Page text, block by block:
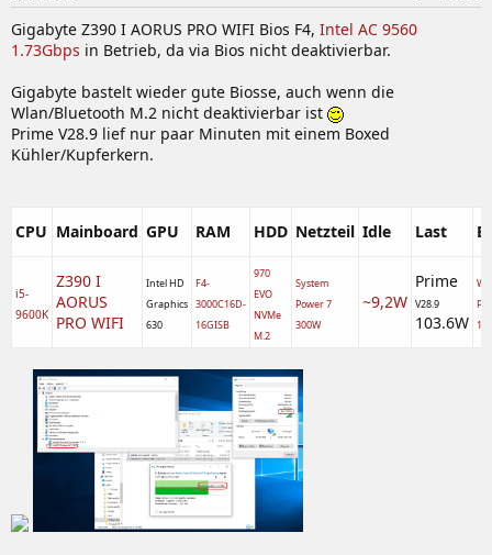
Gigabyte Z390 I AORUS PRO WIFI Bios F4, Intel AC 9560
1.73Gbps in Betrieb, da via Bios nicht deaktivierbar.
Gigabyte bastelt wieder gute Biosse, auch wenn die
Wlan/Bluetooth M.2 nicht deaktivierbar ist
Prime V28.9 lief nur paar Minuten mit einem Boxed
Kühler/Kupferkern.
CPU Mainboard GPU RAM HDD Netzteil Idle Last
i5-
9600K
Z390 I
AORUS
PRO WIFI
Intel HD
Graphics
630
F4-
3000C16D-
16GISB
970
EVO
NVMe
M.2
System
Power 7
300W
~9,2W
Prime
V28.9
103.6W
Pro